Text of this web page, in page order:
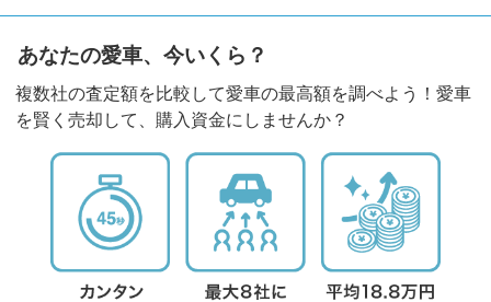
あなたの愛車、今いくら？
複数社の査定額を比較して愛車の最高額を調べよう！愛車
を賢く売却して、購入資金にしませんか？